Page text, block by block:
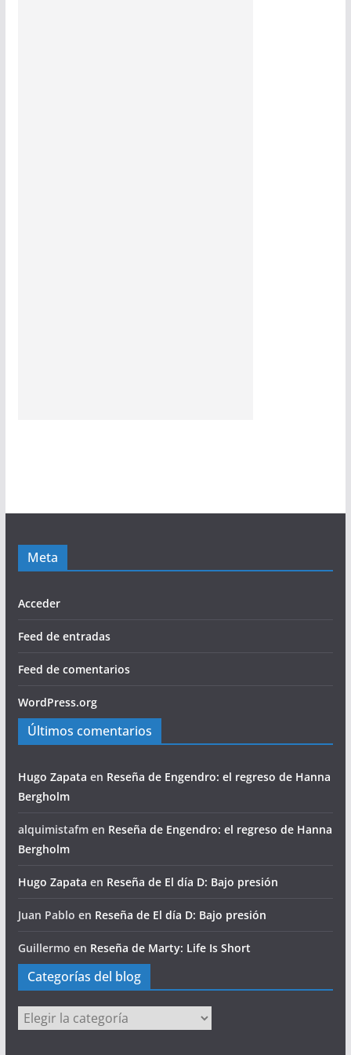
Meta
Acceder
Feed de entradas
Feed de comentarios
WordPress.org
Últimos comentarios
Hugo Zapata en Reseña de Engendro: el regreso de Hanna
Bergholm
alquimistafmen Reseña de Engendro: el regreso de Hanna
Bergholm
Hugo Zapata en Reseña de El día D: Bajo presión
Juan Pablo en Reseña de El día D: Bajo presión
Guillermo en Reseña de Marty: Life Is Short
Categorías del blog
Categorías
del